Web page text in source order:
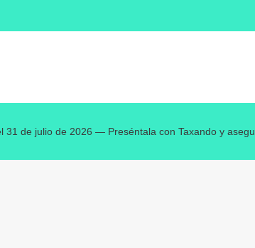
de julio de 2026 — Preséntala con Taxando y